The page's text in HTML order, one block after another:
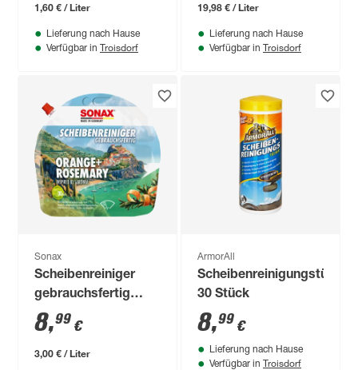
1,60 € / Liter
Lieferung nach Hause
Verfügbar in Troisdorf
19,98 € / Liter
Lieferung nach Hause
Verfügbar in Troisdorf
Sonax
Scheibenreiniger
gebrauchsfertig
Orange+Rosemary 3
l
8,99 €
3,00 € / Liter
ArmorAll
Scheibenreinigungstücher
30 Stück
8,99 €
Lieferung nach Hause
Verfügbar in Troisdorf